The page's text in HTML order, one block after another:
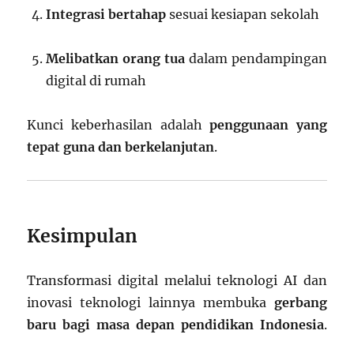
Integrasi bertahap sesuai kesiapan sekolah
Melibatkan orang tua dalam pendampingan
digital di rumah
Kunci keberhasilan adalahpenggunaan yang
tepat guna dan berkelanjutan.
Kesimpulan
Transformasi digital melalui teknologi AI dan
inovasi teknologi lainnya membuka gerbang
baru bagi masa depan pendidikan Indonesia.